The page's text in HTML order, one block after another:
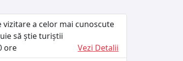
a celor mai cunoscute
să știe turiștii
ore
Vezi Detalii